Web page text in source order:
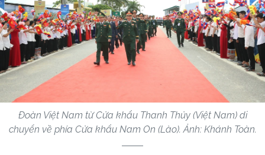
Đoàn Việt Nam từ Cửa khẩu Thanh Thủy (Việt Nam) di
chuyển về phía Cửa khẩu Nam On (Lào). Ảnh: Khánh Toàn.